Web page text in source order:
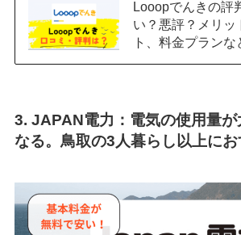
Looopでんきの評
い？悪評？メリッ
ト、料金プランな
3. JAPAN電力：電気の使用量が
なる。鳥取の3人暮らし以上にお